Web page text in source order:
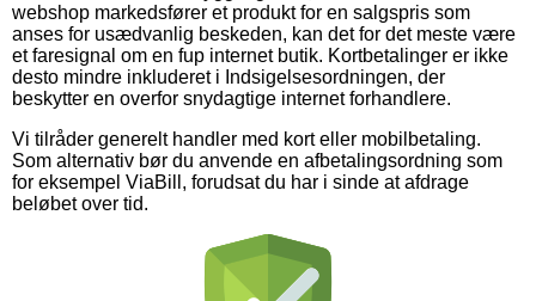
webshop markedsfører et produkt for en salgspris som
anses for usædvanlig beskeden, kan det for det meste være
et faresignal om en fup internet butik. Kortbetalinger er ikke
desto mindre inkluderet i Indsigelsesordningen, der
beskytter en overfor snydagtige internet forhandlere.
Vi tilråder generelt handler med kort eller mobilbetaling.
Som alternativ bør du anvende en afbetalingsordning som
for eksempel ViaBill, forudsat du har i sinde at afdrage
beløbet over tid.